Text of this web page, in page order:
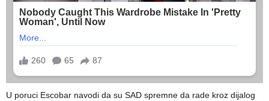
U poruci Escobar navodi da su SAD spremne da rade kroz dijalog